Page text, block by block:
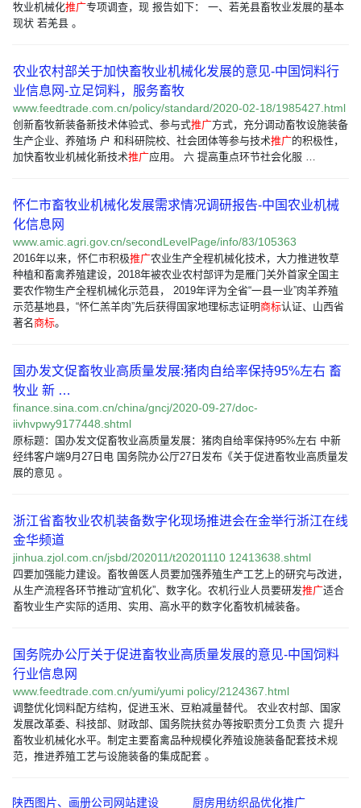
牧业机械化推广专项调查，现 报告如下： 一、若羌县畜牧业发展的基本
现状 若羌县 。
农业农村部关于加快畜牧业机械化发展的意见-中国饲料行
业信息网-立足饲料，服务畜牧
www.feedtrade.com.cn/policy/standard/2020-02-18/1985427.html
创新畜牧新装备新技术体验式、参与式推广方式，充分调动畜牧设施装备
生产企业、养殖场 户 和科研院校、社会团体等参与技术推广的积极性，
加快畜牧业机械化新技术推广应用。 六 提高重点环节社会化服 …
怀仁市畜牧业机械化发展需求情况调研报告-中国农业机械
化信息网
www.amic.agri.gov.cn/secondLevelPage/info/83/105363
2016年以来，怀仁市积极推广农业生产全程机械化技术，大力推进牧草
种植和畜禽养殖建设，2018年被农业农村部评为是雁门关外首家全国主
要农作物生产全程机械化示范县， 2019年评为全省“一县一业”肉羊养殖
示范基地县，“怀仁羔羊肉”先后获得国家地理标志证明商标认证、山西省
著名商标。
国办发文促畜牧业高质量发展:猪肉自给率保持95%左右 畜
牧业 新 …
finance.sina.com.cn/china/gncj/2020-09-27/doc-
iivhvpwy9177448.shtml
原标题：国办发文促畜牧业高质量发展：猪肉自给率保持95%左右 中新
经纬客户端9月27日电 国务院办公厅27日发布《关于促进畜牧业高质量发
展的意见 。
浙江省畜牧业农机装备数字化现场推进会在金举行浙江在线
金华频道
jinhua.zjol.com.cn/jsbd/202011/t20201110 12413638.shtml
四要加强能力建设。畜牧兽医人员要加强养殖生产工艺上的研究与改进，
从生产流程各环节推动“宜机化”、数字化。农机行业人员要研发推广适合
畜牧业生产实际的适用、实用、高水平的数字化畜牧机械装备。
国务院办公厅关于促进畜牧业高质量发展的意见-中国饲料
行业信息网
www.feedtrade.com.cn/yumi/yumi policy/2124367.html
调整优化饲料配方结构，促进玉米、豆粕减量替代。 农业农村部、国家
发展改革委、科技部、财政部、国务院扶贫办等按职责分工负责 六 提升
畜牧业机械化水平。制定主要畜禽品种规模化养殖设施装备配套技术规
范，推进养殖工艺与设施装备的集成配套 。
陕西图片、画册公司网站建设 厨房用纺织品优化推广